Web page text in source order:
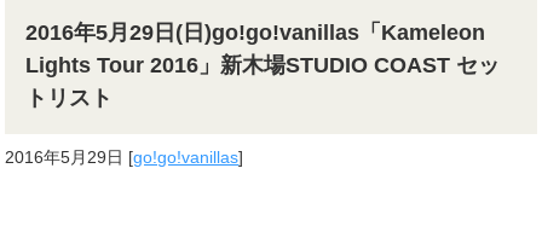
2016年5月29日(日)go!go!vanillas「Kameleon
Lights Tour 2016」新木場STUDIO COAST セッ
トリスト
2016年5月29日 [go!go!vanillas]